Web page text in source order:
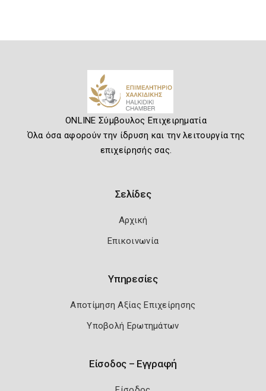
ONLINE Σύμβουλος Επιχειρηματία
Όλα όσα αφορούν την ίδρυση και την λειτουργία της
επιχείρησής σας.
Σελίδες
Αρχική
Επικοινωνία
Υπηρεσίες
Αποτίμηση Αξίας Επιχείρησης
Υποβολή Ερωτημάτων
Είσοδος – Εγγραφή